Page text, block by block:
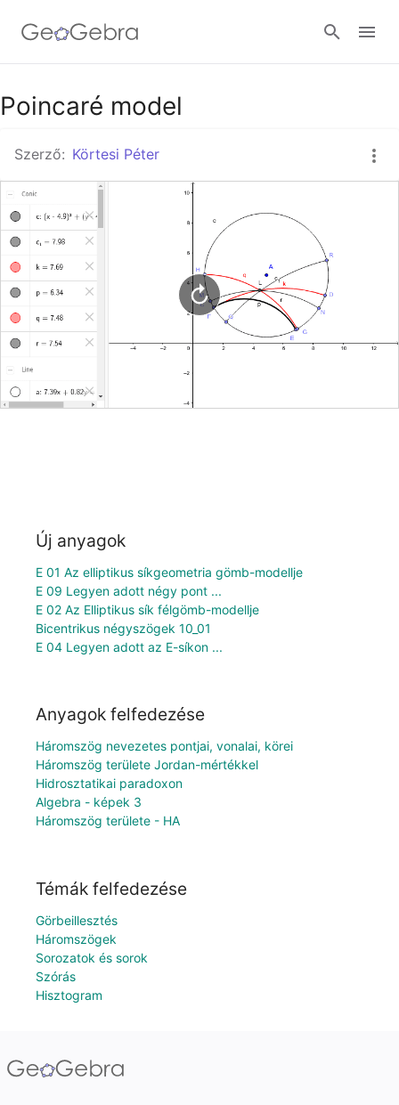
Google Classroom
GeoGebra Classroom
Bejelentkezés
Poincaré model
Szerző: Körtesi Péter
Új anyagok
E 01 Az elliptikus síkgeometria gömb-modellje
E 09 Legyen adott négy pont ...
E 02 Az Elliptikus sík félgömb-modellje
Bicentrikus négyszögek 10_01
E 04 Legyen adott az E-síkon ...
Anyagok felfedezése
Háromszög nevezetes pontjai, vonalai, körei
Háromszög területe Jordan-mértékkel
Hidrosztatikai paradoxon
Algebra - képek 3
Háromszög területe - HA
Témák felfedezése
Görbeillesztés
Háromszögek
Sorozatok és sorok
Szórás
Hisztogram